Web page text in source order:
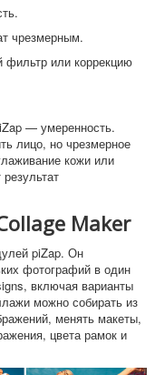
чрезмерным.
фильтр или коррекцию
— умеренность.
лицо, но чрезмерное
кожи или
Maker
piZap. Он
фотографий в один
включая варианты
можно собирать из
менять макеты,
цвета рамок и